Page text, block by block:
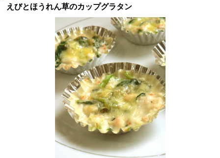
えびとほうれん草のカップグラタン